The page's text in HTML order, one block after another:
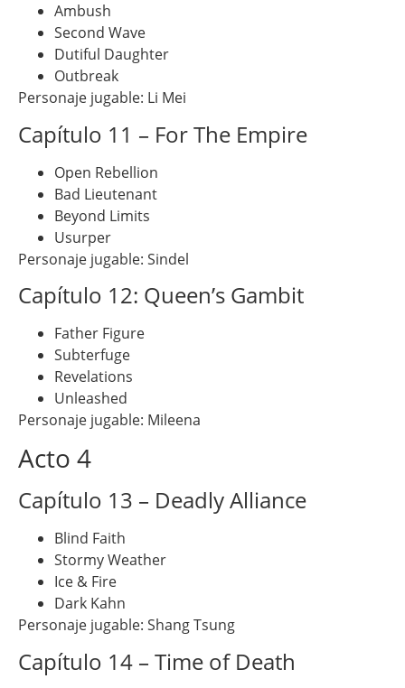
Ambush
Second Wave
Dutiful Daughter
Outbreak
Personaje jugable: Li Mei
Capítulo 11 – For The Empire
Open Rebellion
Bad Lieutenant
Beyond Limits
Usurper
Personaje jugable: Sindel
Capítulo 12: Queen’s Gambit
Father Figure
Subterfuge
Revelations
Unleashed
Personaje jugable: Mileena
Acto 4
Capítulo 13 – Deadly Alliance
Blind Faith
Stormy Weather
Ice & Fire
Dark Kahn
Personaje jugable: Shang Tsung
Capítulo 14 – Time of Death